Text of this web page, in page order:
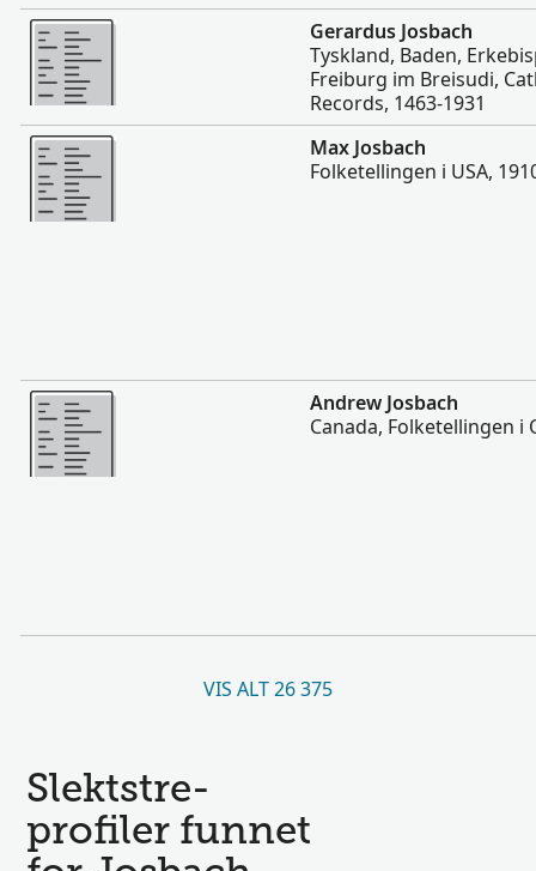
Flere
Gerardus Josbach
Tyskland, Baden,
Freiburg im Breisudi,
Records, 1463-1931
Flere
Max Josbach
Folketellingen i USA,
Flere
Andrew Josbach
Canada, Folketellingen i
VIS ALT 26 375
Slektstre-
profiler funnet